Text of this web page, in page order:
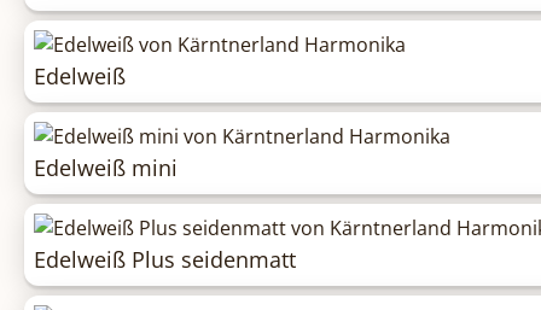
Edelweiß
Edelweiß mini
Edelweiß Plus seidenmatt